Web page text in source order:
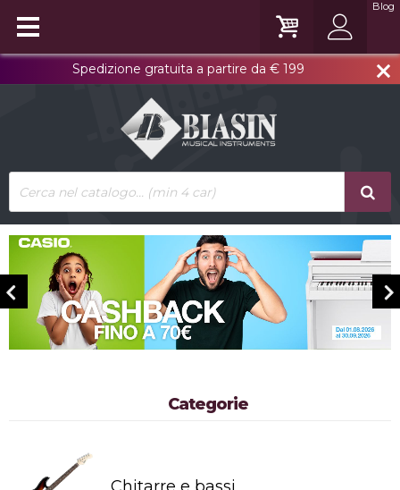
close
Spedizione gratuita a partire da € 199
Blog
Categorie